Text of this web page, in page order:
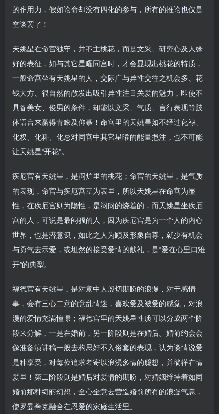
的作用力，假如论命却没有四化的参与，所有的推论也仅是
空谈罢了！
天姚星在命宫独守，并不主桃花，而是文采、研究心及人缘
好的表征，如与其它星曜同宫时，才会显现出桃花的特质，
一般命宫坐有天姚星的人，交际广与异性交往之机会多、花
钱大方、很自然的散发出吸引异性注目关爱的魅力，即使不
具备美女、俊男的条件，却能以文采、气质、言行表现等肢
体语言来赢得青睐及仰慕！命宫里的天姚星如不经过化禄、
化权、化科、化忌对同宫中其它星曜的能量挹注，也不可能
让天姚星“开花”。
疾厄宫有天姚星，是闷炉里的桃花；命宫的天姚星，是气质
的表现，命宫与疾厄宫互为表里，所以天姚星在命宫为显
性，在疾厄宫则为隐性，是闷闷的烧着的，而天姚星坐疾厄
宫的人，可说是最闷骚的人，因为疾厄宫是为一个人的内心
世界，也是潜意识，如此之人为顾及形象自尊，就少有机会
与勇气去示爱，或坦然的接受爱情的献礼，是“爱在心里口难
开”的典型。
福德宫有天姚星，是对意中人殷切期盼的浪漫，对于感情
事，会有三心二意的意乱情迷，喜欢爱及被爱的感觉，对浪
漫的爱情充满憧憬；福德宫里的天姚星性质可以分成两个阶
段来分解，一是在婚前，另一阶段则是在婚后。婚前约会会
像准备演讲稿一般去构思好不入俗套的表现，认为谈情说爱
是种享受，对每位追求者寄以浪漫多情的臆想，并徜徉在情
爱里！第二阶段则是婚后对爱情的期盼，对婚姻维持着如同
婚前那种绮丽幻想，全心全意去营造婚前所有的浪漫气息，
使罗曼蒂克融合在恩爱的家庭生活里。